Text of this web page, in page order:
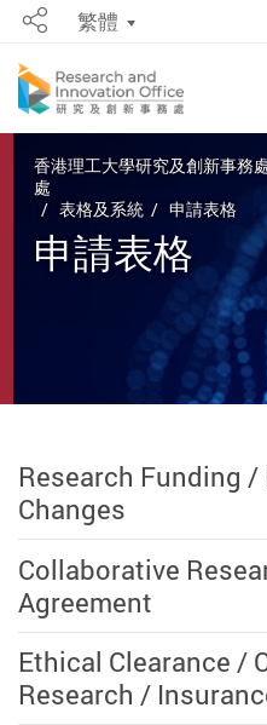
Share繁體
香港理工大學研究及創新事務
處
表格及系統
申請表格
申請表格
Research Funding
Changes
Collaborative
Agreement
Ethical Clearance /
Research /